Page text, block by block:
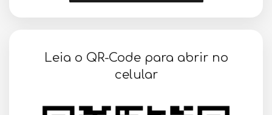
VOLTAR
Leia o QR-Code para abrir no
celular